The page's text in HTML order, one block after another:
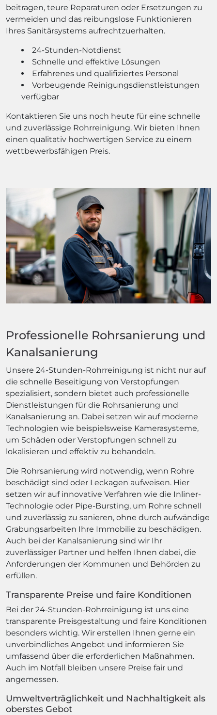
beitragen, teure Reparaturen oder Ersetzungen zu
vermeiden und das reibungslose Funktionieren
Ihres Sanitärsystems aufrechtzuerhalten.
24-Stunden-Notdienst
Schnelle und effektive Lösungen
Erfahrenes und qualifiziertes Personal
Vorbeugende Reinigungsdienstleistungen
verfügbar
Kontaktieren Sie uns noch heute für eine schnelle
und zuverlässige Rohrreinigung. Wir bieten Ihnen
einen qualitativ hochwertigen Service zu einem
wettbewerbsfähigen Preis.
Professionelle Rohrsanierung und
Kanalsanierung
Unsere 24-Stunden-Rohrreinigung ist nicht nur auf
die schnelle Beseitigung von Verstopfungen
spezialisiert, sondern bietet auch professionelle
Dienstleistungen für die Rohrsanierung und
Kanalsanierung an. Dabei setzen wir auf moderne
Technologien wie beispielsweise Kamerasysteme,
um Schäden oder Verstopfungen schnell zu
lokalisieren und effektiv zu behandeln.
Die Rohrsanierung wird notwendig, wenn Rohre
beschädigt sind oder Leckagen aufweisen. Hier
setzen wir auf innovative Verfahren wie die Inliner-
Technologie oder Pipe-Bursting, um Rohre schnell
und zuverlässig zu sanieren, ohne durch aufwändige
Grabungsarbeiten Ihre Immobilie zu beschädigen.
Auch bei der Kanalsanierung sind wir Ihr
zuverlässiger Partner und helfen Ihnen dabei, die
Anforderungen der Kommunen und Behörden zu
erfüllen.
Transparente Preise und faire Konditionen
Bei der 24-Stunden-Rohrreinigung ist uns eine
transparente Preisgestaltung und faire Konditionen
besonders wichtig. Wir erstellen Ihnen gerne ein
unverbindliches Angebot und informieren Sie
umfassend über die erforderlichen Maßnahmen.
Auch im Notfall bleiben unsere Preise fair und
angemessen.
Umweltverträglichkeit und Nachhaltigkeit als
oberstes Gebot